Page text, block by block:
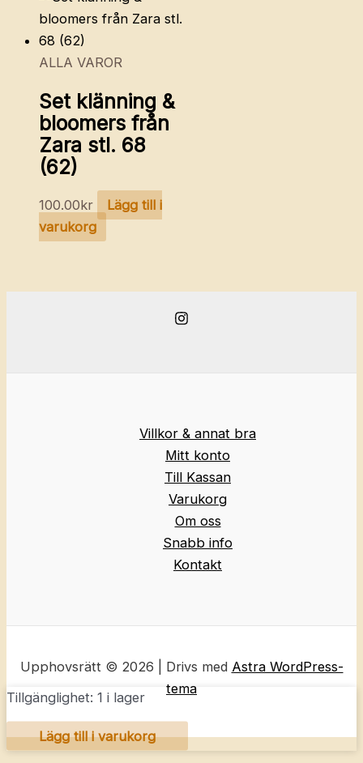
ALLA VAROR
Set klänning &
bloomers från
Zara stl. 68
(62)
100.00kr
Lägg till i
varukorg
Villkor & annat bra
Mitt konto
Till Kassan
Varukorg
Om oss
Snabb info
Kontakt
Upphovsrätt © 2026 | Drivs med Astra WordPress-
tema
Tillgänglighet: 1 i lager
KAVAT
sandaler
Lägg till i varukorg